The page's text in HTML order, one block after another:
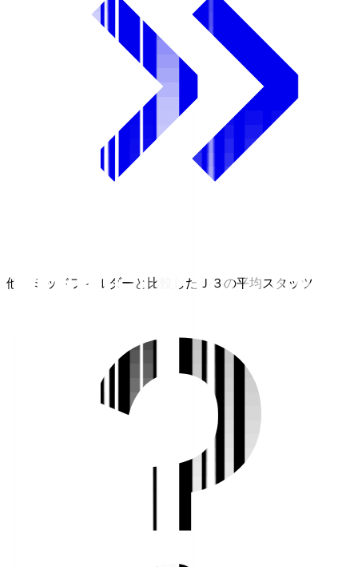
他のミッドフィルダーと比較したＪ３の平均スタッツ